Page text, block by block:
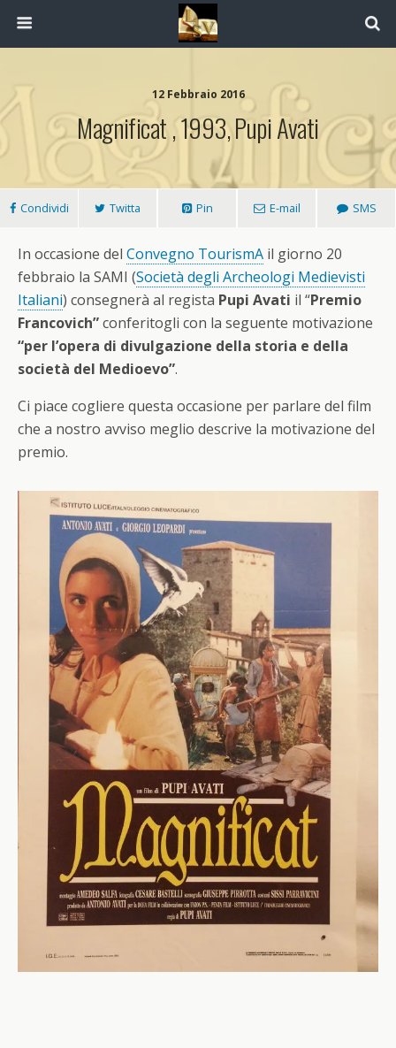
12 Febbraio 2016
Magnificat , 1993, Pupi Avati
Condividi Twitta Pin E-mail SMS
In occasione del Convegno TourismA il giorno 20
febbraio la SAMI (Società degli Archeologi Medievisti
Italiani) consegnerà al regista Pupi Avati il “Premio
Francovich”conferitogli con la seguente motivazione
“per l’opera di divulgazione della storia e della
società del Medioevo”.
Ci piace cogliere questa occasione per parlare del film
che a nostro avviso meglio descrive la motivazione del
premio.